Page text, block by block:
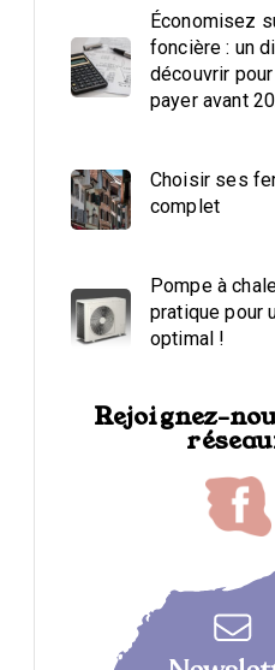
Économisez
foncière : un
découvrir
payer avant
Choisir ses
complet
Pompe à
pratique pour
optimal !
Rejoignez-